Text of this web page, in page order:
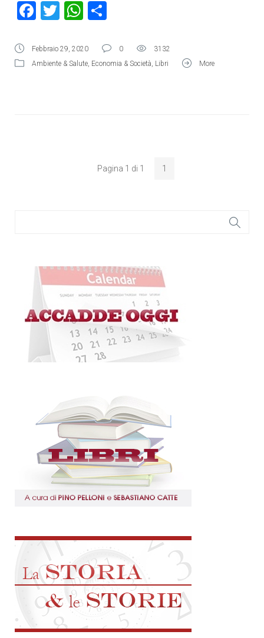
Facebook
TwitterWhatsApp
Febbraio 29, 2020 0
3132
Ambiente & Salute, Economia & Società, Libri More
Pagina 1 di 1 1